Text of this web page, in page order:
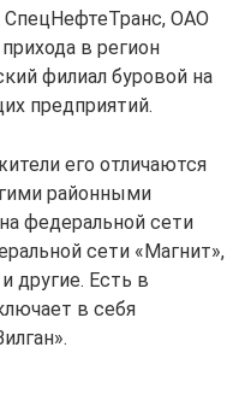
СпецНефтеТранс, ОАО
в регион
филиал буровой на
предприятий.
его отличаются
районными
федеральной сети
сети «Магнит»,
другие. Есть в
в себя